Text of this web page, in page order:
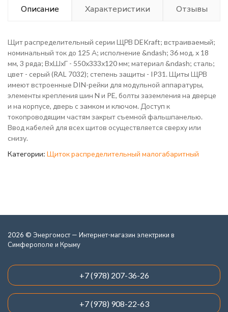
Описание Характеристики Отзывы
Щит распределительный серии ЩРВ DEKraft; встраиваемый;
номинальный ток до 125 А; исполнение &ndash; 36 мод. х 18
мм, 3 ряда; ВхШхГ - 550х333х120 мм; материал &ndash; сталь;
цвет - серый (RAL 7032); степень защиты - IP31. Щиты ЩРВ
имеют встроенные DIN-рейки для модульной аппаратуры,
элементы крепления шин N и PE, болты заземления на дверце
и на корпусе, дверь с замком и ключом. Доступ к
токопроводящим частям закрыт съемной фальшпанелью.
Ввод кабелей для всех щитов осуществляется сверху или
снизу.
Категории: Щиток распределительный малогабаритный
2026 © Энергомост — Интернет-магазин электрики в
Симферополе и Крыму
+7 (978) 207-36-26
+7 (978) 908-22-63